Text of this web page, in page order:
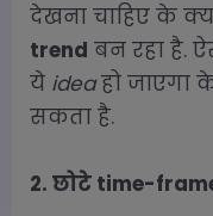
देखना चाहिए के
trend बन रहा है.
ये ideaहो जाएगा
सकता है.
2. छोटे time-